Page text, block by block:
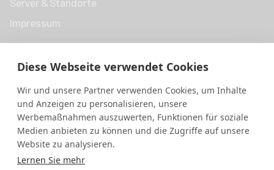
Diese Webseite verwendet Cookies
Wir und unsere Partner verwenden Cookies, um Inhalte
und Anzeigen zu personalisieren, unsere
Werbemaßnahmen auszuwerten, Funktionen für soziale
Medien anbieten zu können und die Zugriffe auf unsere
Website zu analysieren.
Lernen Sie mehr
Server & Standorte
Impressum